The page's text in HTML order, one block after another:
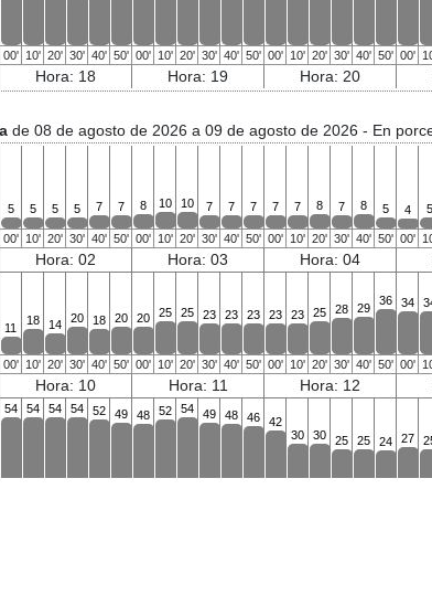
00' 10' 20' 30' 40' 50' 00' 10' 20' 30' 40' 50' 00' 10' 20' 30' 40' 50' 00'
Hora: 18 Hora: 19 Hora: 20
de 08 de agosto de 2026 a 09 de agosto de 2026 - En
5 5 5 5 7 7 8 10 10 7 7 7 7 7 8 7 8 5 4 5
00' 10' 20' 30' 40' 50' 00' 10' 20' 30' 40' 50' 00' 10' 20' 30' 40' 50' 00'
Hora: 02 Hora: 03 Hora: 04
11
18 14 20 18 20 20 25 25 23 23 23 23 23 25 28 29
36 34
00' 10' 20' 30' 40' 50' 00' 10' 20' 30' 40' 50' 00' 10' 20' 30' 40' 50' 00'
Hora: 10 Hora: 11 Hora: 12
54 54 54 54 52 49 48 52 54 49 48 46
42
30
30 25 25 24 27